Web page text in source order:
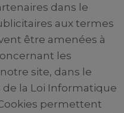
dans le
aux termes
être amenées à
les
site, dans le
la Loi Informatique
permettent